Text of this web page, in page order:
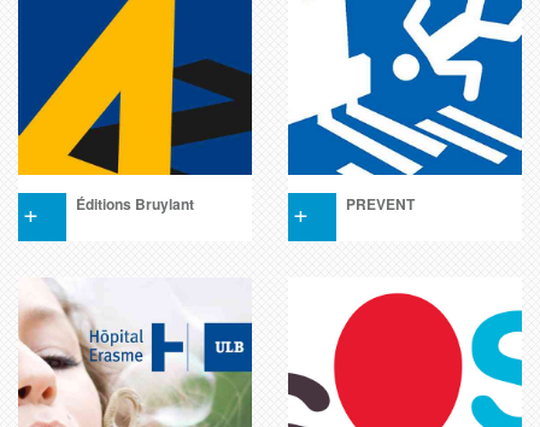
+ Éditions Bruylant + PREVENT